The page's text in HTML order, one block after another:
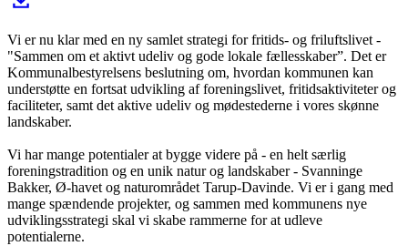
Vi er nu klar med en ny samlet strategi for fritids- og friluftslivet -
"Sammen om et aktivt udeliv og gode lokale fællesskaber”. Det er
Kommunalbestyrelsens beslutning om, hvordan kommunen kan
understøtte en fortsat udvikling af foreningslivet, fritidsaktiviteter og
faciliteter, samt det aktive udeliv og mødestederne i vores skønne
landskaber.
Vi har mange potentialer at bygge videre på - en helt særlig
foreningstradition og en unik natur og landskaber - Svanninge
Bakker, Ø-havet og naturområdet Tarup-Davinde. Vi er i gang med
mange spændende projekter, og sammen med kommunens nye
udviklingsstrategi skal vi skabe rammerne for at udleve
potentialerne.